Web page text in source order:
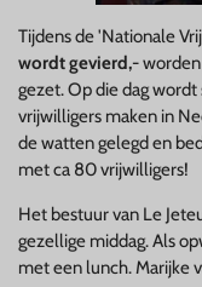
Tijdens de 'Nationale
wordt gevierd,-
gezet. Op die dag
vrijwilligers maken in
de watten gelegd en
met ca 80 vrijwilligers!
Het bestuur van Le
gezellige middag. Als
met een lunch. Marijke